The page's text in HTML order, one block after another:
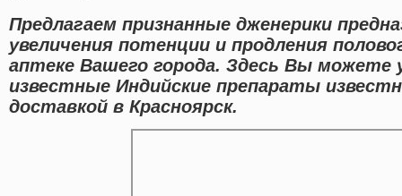
Предлагаем признанные дженерики
увеличения потенции и продления
аптеке Вашего города. Здесь Вы можете
известные Индийские препараты
доставкой в Красноярск.